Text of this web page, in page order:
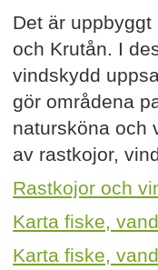
Det är
och Krutån. I
vindskydd
gör områdena
natursköna och
av rastkojor,
Rastkojor och
Karta fiske,
Karta fiske,